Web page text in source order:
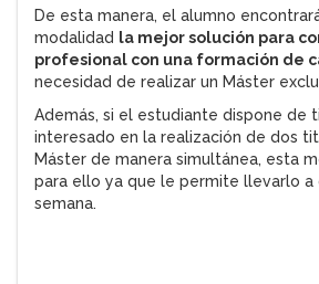
De esta manera, el alumno
modalidad la mejor solución para
profesional con una formación de
necesidad de realizar un Máster
Además, si el estudiante dispone de
interesado en la realización de dos
Máster de manera simultánea, esta
para ello ya que le permite llevarlo a
semana.